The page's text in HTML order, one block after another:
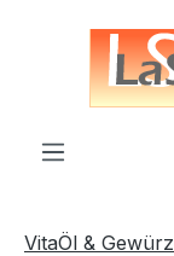
springen
VitaÖl &